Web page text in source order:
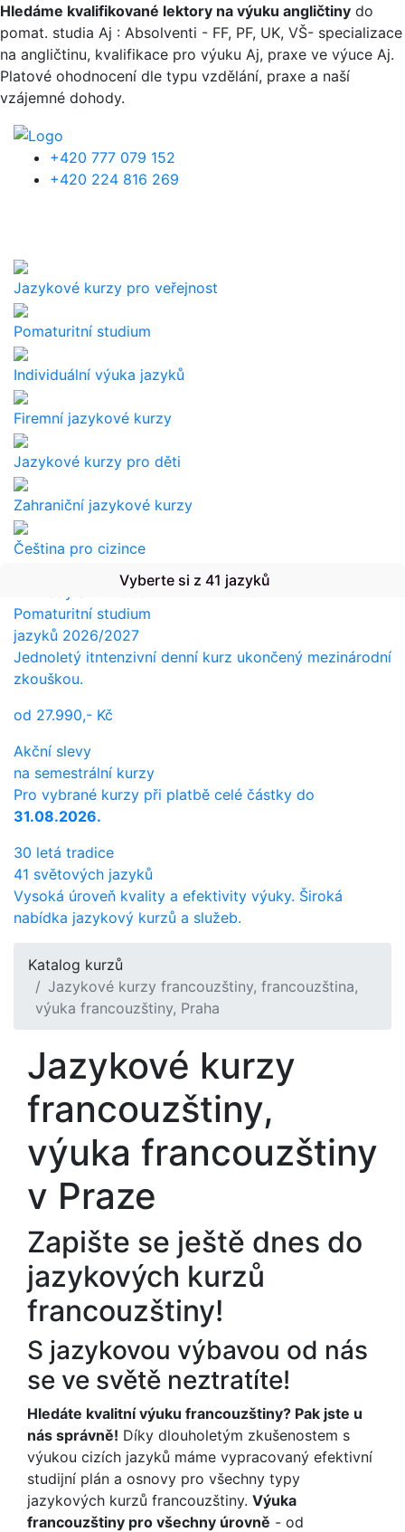
Přejít k hlavnímu obsahu
Hledáme kvalifikované lektory na výuku angličtiny do
pomat. studia Aj : Absolventi - FF, PF, UK, VŠ- specializace
na angličtinu, kvalifikace pro výuku Aj, praxe ve výuce Aj.
Platové ohodnocení dle typu vzdělání, praxe a naší
vzájemné dohody.
+420 777 079 152
+420 224 816 269
Jazykové kurzy pro veřejnost
Pomaturitní studium
Individuální výuka jazyků
Firemní jazykové kurzy
Jazykové kurzy pro děti
Zahraniční jazykové kurzy
Čeština pro cizince
Překlady a tlumočení
Vyberte si z 41 jazyků
Pomaturitní studium
jazyků 2026/2027
Jednoletý itntenzivní denní kurz ukončený mezinárodní
zkouškou.
od 27.990,- Kč
Akční slevy
na semestrální kurzy
Pro vybrané kurzy při platbě celé částky do
31.08.2026.
30 letá tradice
41 světových jazyků
Vysoká úroveň kvality a efektivity výuky. Široká
nabídka jazykový kurzů a služeb.
Katalog kurzů
Jazykové kurzy francouzštiny, francouzština,
výuka francouzštiny, Praha
Jazykové kurzy
francouzštiny,
výuka francouzštiny
v Praze
Zapište se ještě dnes do
jazykových kurzů
francouzštiny!
S jazykovou výbavou od nás
se ve světě neztratíte!
Hledáte kvalitní výuku francouzštiny? Pak jste u
nás správně! Díky dlouholetým zkušenostem s
výukou cizích jazyků máme vypracovaný efektivní
studijní plán a osnovy pro všechny typy
jazykových kurzů francouzštiny. Výuka
francouzštiny pro všechny úrovně - od